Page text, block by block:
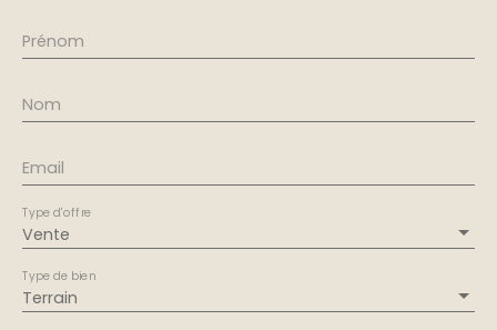
Prénom
Nom
Email
Vente
Type d'offre
Terrain
Type de bien